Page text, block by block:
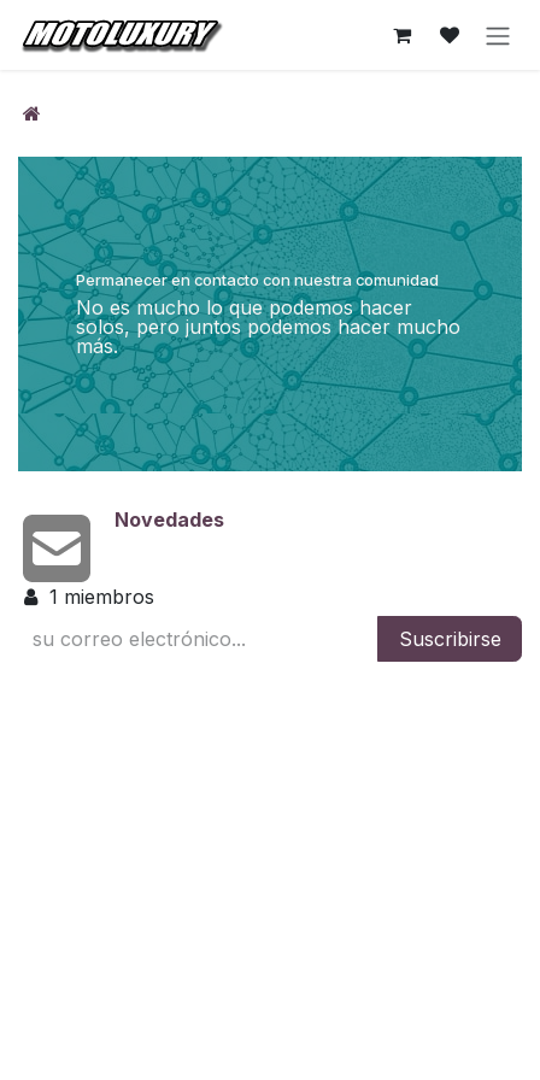
Ir al contenido
Permanecer en contacto con nuestra comunidad
No es mucho lo que podemos hacer
solos, pero juntos podemos hacer mucho
más.
Novedades
1 miembros
Suscribirse